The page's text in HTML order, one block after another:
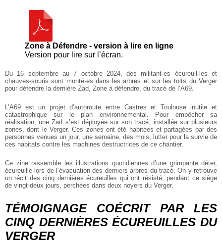
Zone à Défendre - version à lire en ligne
Version pour lire sur l’écran.
Du 16 septembre au 7 octobre 2024, des militant·es écureuil·les et
chauves-souris sont monté·es dans les arbres et sur les toits du Verger
pour défendre la dernière Zad, Zone à défendre, du tracé de l’A69.
L’A69 est un projet d’autoroute entre Castres et Toulouse inutile et
catastrophique sur le plan environnemental. Pour empêcher sa
réalisation, une Zad s’est déployée sur son tracé, installée sur plusieurs
zones, dont le Verger. Ces zones ont été habitées et partagées par des
personnes venues un jour, une semaine, des mois, lutter pour la survie de
ces habitats contre les machines destructrices de ce chantier.
Ce zine rassemble les illustrations quotidiennes d’une grimpante déter,
écureuille lors de l’évacuation des derniers arbres du tracé. On y retrouve
un récit des cinq dernières écureuilles qui ont résisté, pendant ce siège
de vingt-deux jours, perchées dans deux noyers du Verger.
TÉMOIGNAGE COÉCRIT PAR LES
CINQ DERNIÈRES ÉCUREUILLES DU
VERGER